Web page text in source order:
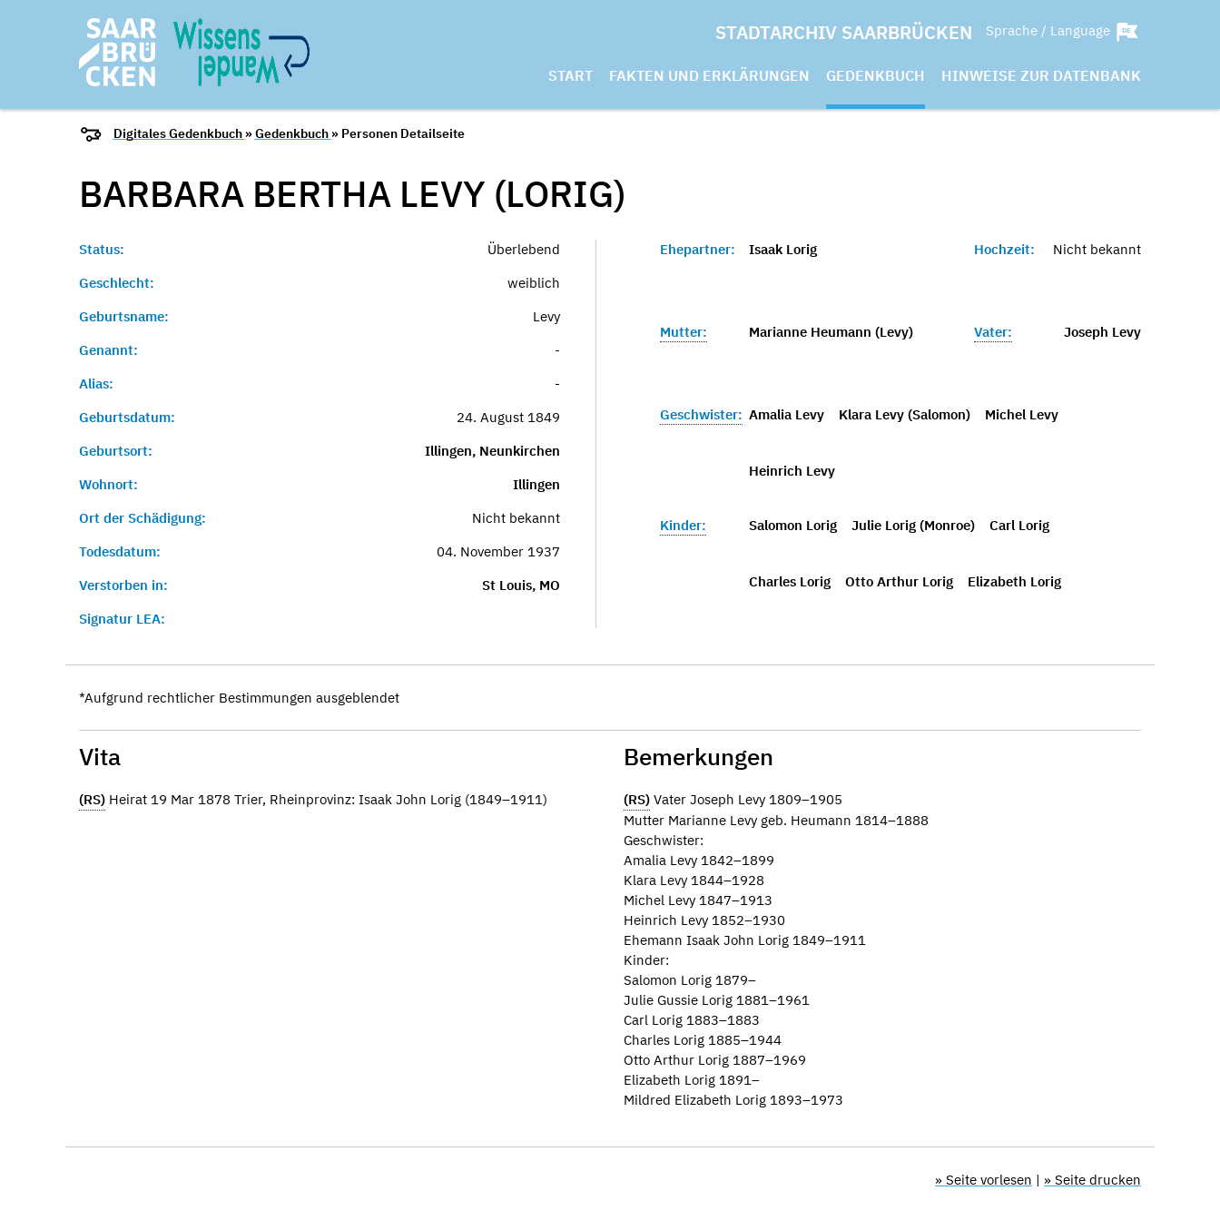
STADTARCHIV SAARBRÜCKEN Sprache / Language
START FAKTEN UND ERKLÄRUNGEN GEDENKBUCH HINWEISE ZUR DATENBANK
Digitales Gedenkbuch »Gedenkbuch » Personen Detailseite
BARBARA BERTHA LEVY (LORIG)
Status:
Überlebend
Geschlecht:
weiblich
Geburtsname:
Levy
Genannt:
-
Alias:
-
Geburtsdatum:
24. August 1849
Geburtsort:
Illingen, Neunkirchen
Wohnort:
Illingen
Ort der Schädigung:
Nicht bekannt
Todesdatum:
04. November 1937
Verstorben in:
St Louis, MO
Signatur LEA:
Ehepartner: Isaak Lorig Hochzeit: Nicht bekannt
Mutter: Marianne Heumann (Levy) Vater: Joseph Levy
Geschwister: Amalia Levy Klara Levy (Salomon) Michel Levy
Heinrich Levy
Kinder: Salomon Lorig Julie Lorig (Monroe) Carl Lorig
Charles Lorig Otto Arthur Lorig Elizabeth Lorig
*Aufgrund rechtlicher Bestimmungen ausgeblendet
Vita
(RS) Heirat 19 Mar 1878 Trier, Rheinprovinz: Isaak John Lorig (1849–1911)
Bemerkungen
(RS) Vater Joseph Levy 1809–1905
Mutter Marianne Levy geb. Heumann 1814–1888
Geschwister:
Amalia Levy 1842–1899
Klara Levy 1844–1928
Michel Levy 1847–1913
Heinrich Levy 1852–1930
Ehemann Isaak John Lorig 1849–1911
Kinder:
Salomon Lorig 1879–
Julie Gussie Lorig 1881–1961
Carl Lorig 1883–1883
Charles Lorig 1885–1944
Otto Arthur Lorig 1887–1969
Elizabeth Lorig 1891–
Mildred Elizabeth Lorig 1893–1973
» Seite vorlesen | » Seite drucken